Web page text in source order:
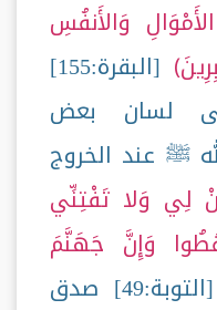
وَالأَنفُسِ
[البقرة:155]
لسان بعض
ﷺ عند الخروج
لِي وَلا تَفْتِنِّي
وَإِنَّ جَهَنَّمَ
[التوبة:49] صدق